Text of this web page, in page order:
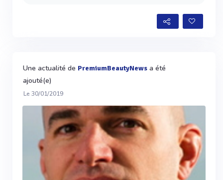
Une actualité de PremiumBeautyNews a été
ajouté(e)
Le 30/01/2019